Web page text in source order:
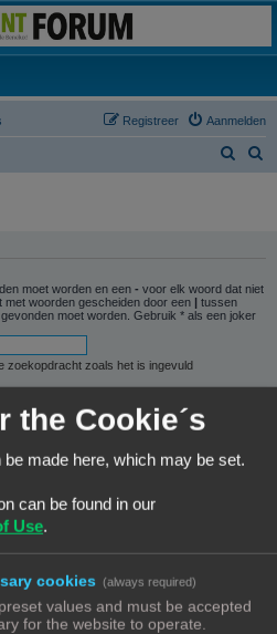
sluiting van 3dprintforum.nl
a new tab)
Aanmelden
Registreer
moet worden en een - voor elk woord dat niet
met woorden gescheiden door een
tussen
moet worden. Gebruik * als een joker
zoekopdracht zoals het is ingevuld
overeenkomsten.
doorzoeken. Subforums worden automatisch
hieronder niet uitschakelt.
the Cookie´s
made here, which may be set.
can be found in our
Use.
cookies (always required)
values and must be accepted
for the website to operate.